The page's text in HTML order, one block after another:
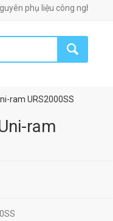
liệu công nghiệp!
ram URS2000SS
ram